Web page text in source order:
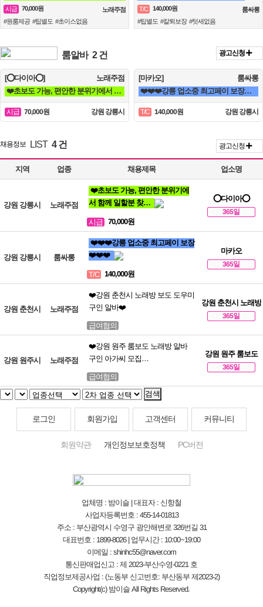
시급
70,000원
노래주점
#원룸제공 #팁별도 #초이스없음
T/C
140,000원
룸싸롱
#팁별도 #칼퇴보장 #텃세없음
룸알바 2 건 광고신청
[⭕다이아⭕]
노래주점
❤️초보도 가능, 편안한 분위기에서 함께 일할분 찾습니다❤️
시급 70,000원 강원 강릉시
[마카오]
룸싸롱
❤️❤️❤️강릉 업소중 최고페이 보장❤️❤️❤️
T/C 140,000원 강원 강릉시
채용정보 LIST 4 건 광고신청
지역 업종 채용제목 업소명
강원 강릉시 노래주점
❤️초보도 가능, 편안한 분위기에
서 함께 일할분 찾…
시급 70,000원
⭕다이아⭕
365일
강원 강릉시 룸싸롱
❤️❤️❤️강릉 업소중 최고페이 보장
❤️❤️❤️
T/C 140,000원
마카오
365일
강원 춘천시 노래주점
❤️강원 춘천시 노래방 보도 도우미
구인 알바❤️
급여협의
강원 춘천시 노래방
365일
강원 원주시 노래주점
❤️강원 원주 룸보도 노래방 알바
구인 아가씨 모집…
급여협의
강원 원주 룸보도
365일
검색
로그인 회원가입 고객센터 커뮤니티
회원약관 개인정보보호정책 PC버전
업체명 : 밤이슬 | 대표자 : 신항철
사업자등록번호 : 455-14-01813
주소 : 부산광역시 수영구 광안해변로 326번길 31
대표번호 : 1899-8026 | 업무시간 : 10:00~19:00
이메일 : shinhc55@naver.com
통신판매업신고 : 제 2023-부산수영-0221 호
직업정보제공사업 : (노동부 신고번호: 부산동부 제2023-2)
Copyright(c) 밤이슬 All Rights Reserved.